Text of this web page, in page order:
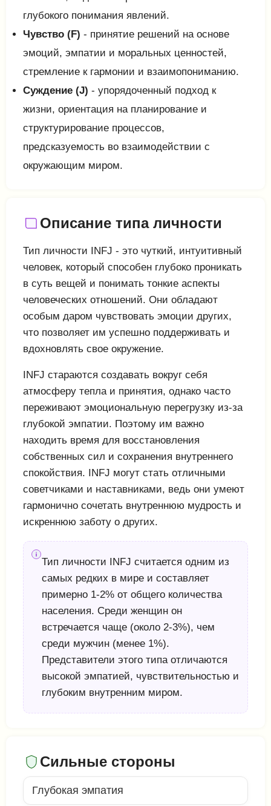
глубокого понимания явлений.
Чувство (F) - принятие решений на основе
эмоций, эмпатии и моральных ценностей,
стремление к гармонии и взаимопониманию.
Суждение (J) - упорядоченный подход к
жизни, ориентация на планирование и
структурирование процессов,
предсказуемость во взаимодействии с
окружающим миром.
Описание типа личности
Тип личности INFJ - это чуткий, интуитивный
человек, который способен глубоко проникать
в суть вещей и понимать тонкие аспекты
человеческих отношений. Они обладают
особым даром чувствовать эмоции других,
что позволяет им успешно поддерживать и
вдохновлять свое окружение.
INFJ стараются создавать вокруг себя
атмосферу тепла и принятия, однако часто
переживают эмоциональную перегрузку из-за
глубокой эмпатии. Поэтому им важно
находить время для восстановления
собственных сил и сохранения внутреннего
спокойствия. INFJ могут стать отличными
советчиками и наставниками, ведь они умеют
гармонично сочетать внутреннюю мудрость и
искреннюю заботу о других.
Тип личности INFJ считается одним из
самых редких в мире и составляет
примерно 1-2% от общего количества
населения. Среди женщин он
встречается чаще (около 2-3%), чем
среди мужчин (менее 1%).
Представители этого типа отличаются
высокой эмпатией, чувствительностью и
глубоким внутренним миром.
Сильные стороны
Глубокая эмпатия